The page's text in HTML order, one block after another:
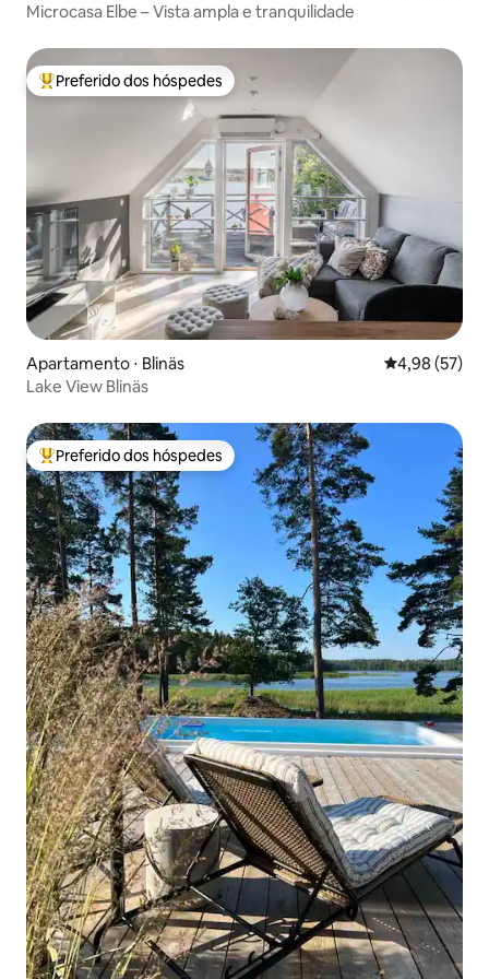
Microcasa Elbe – Vista ampla e tranquilidade
Entre os melhores preferidos dos hóspedes
Preferido dos hóspedes
Apartamento ⋅ Blinäs 4,98 de uma
4,98 (57)
Lake View Blinäs
Entre os melhores preferidos dos hóspedes
Preferido dos hóspedes